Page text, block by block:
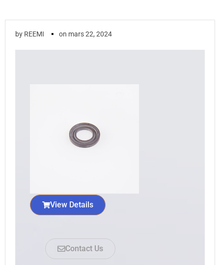
by REEMI ▪ on mars 22, 2024
View Details
Contact Us